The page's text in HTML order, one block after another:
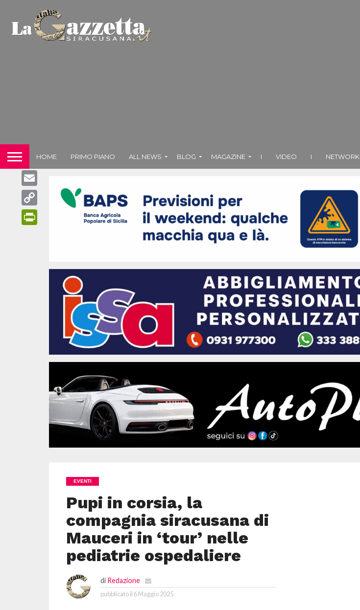
HOME PRIMO PIANO ALL NEWS BLOG MAGAZINE I VIDEO I NETWORK
EVENTI
Pupi in corsia, la
compagnia siracusana di
Mauceri in ‘tour’ nelle
pediatrie ospedaliere
di Redazione
pubblicato il 6 Maggio 2025
X
LinkedIn
Email
Copy